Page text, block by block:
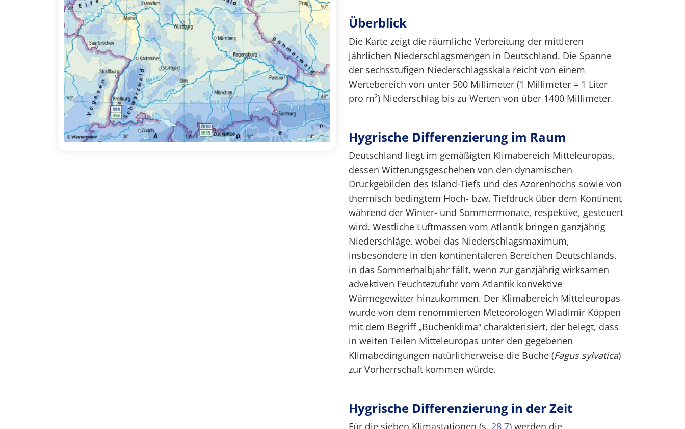
Überblick
Die Karte zeigt die räumliche Verbreitung der mittleren
jährlichen Niederschlagsmengen in Deutschland. Die Spanne
der sechsstufigen Niederschlagsskala reicht von einem
Wertebereich von unter 500 Millimeter (1 Millimeter = 1 Liter
pro m²) Niederschlag bis zu Werten von über 1400 Millimeter.
Hygrische Differenzierung im Raum
Deutschland liegt im gemäßigten Klimabereich Mitteleuropas,
dessen Witterungsgeschehen von den dynamischen
Druckgebilden des Island-Tiefs und des Azorenhochs sowie von
thermisch bedingtem Hoch- bzw. Tiefdruck über dem Kontinent
während der Winter- und Sommermonate, respektive, gesteuert
wird. Westliche Luftmassen vom Atlantik bringen ganzjährig
Niederschläge, wobei das Niederschlagsmaximum,
insbesondere in den kontinentaleren Bereichen Deutschlands,
in das Sommerhalbjahr fällt, wenn zur ganzjährig wirksamen
advektiven Feuchtezufuhr vom Atlantik konvektive
Wärmegewitter hinzukommen. Der Klimabereich Mitteleuropas
wurde von dem renommierten Meteorologen Wladimir Köppen
mit dem Begriff „Buchenklima“ charakterisiert, der belegt, dass
in weiten Teilen Mitteleuropas unter den gegebenen
Klimabedingungen natürlicherweise die Buche (Fagus sylvatica)
zur Vorherrschaft kommen würde.
Hygrische Differenzierung in der Zeit
Für die sieben Klimastationen (s. 28.7) werden die